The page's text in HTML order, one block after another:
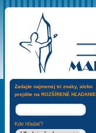
Zadajte najmenej tri znaky, alebo
prejdite na ROZŠÍRENÉ HĽADANIE
Kde hľadať?